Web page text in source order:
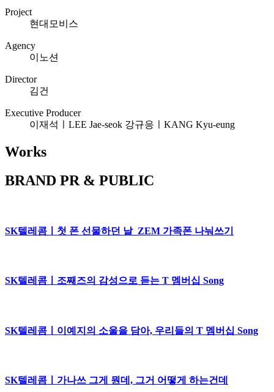
Project
현대모비스
Agency
이노션
Director
김건
Executive Producer
이재석ㅣLEE Jae-seok 강규응ㅣKANG Kyu-eung
Works
BRAND PR & PUBLIC
SK텔레콤ㅣ첫 폰 선물하던 날_ZEM 가족폰 나눠쓰기
SK텔레콤ㅣ조째즈의 감성으로 듣는 T 멤버십 Song
SK텔레콤ㅣ이예지의 소울을 담아, 우리들의 T 멤버십 Song
SK텔레콤ㅣ가나쓰 그게 뭔데, 그거 어떻게 하는건데